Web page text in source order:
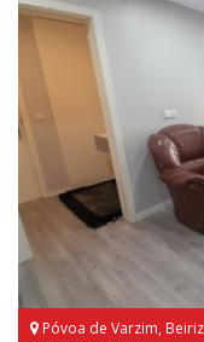
Póvoa de Varzim,